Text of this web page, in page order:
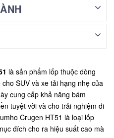
là sản phẩm lốp thuộc dòng
SUV và xe tải hạng nhẹ của
cung cấp khả năng bám
tuyệt vời và cho trải nghiệm đi
Crugen HT51 là loại lốp
đích cho ra hiệu suất cao mà